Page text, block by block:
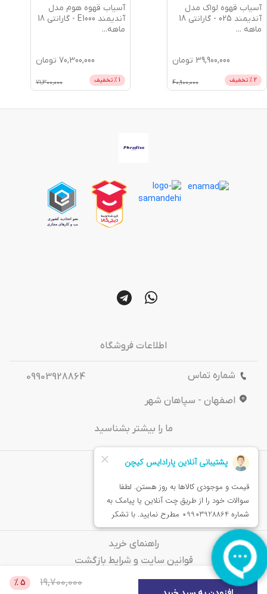
19,700,000
5
%
آسیاب قهوه لواک مدل
آندیمند 025 - گارانتی 18
ماهه ...
39,900,000 تومان
2 % تخفیف 40,900,000
آسیاب قهوه هوم مدل
آندیمند E1000 - گارانتی 18
ماهه...
70,300,000 تومان
1 % تخفیف 71,300,000
اطلاعات فروشگاه
شماره تماس
09903928864
اصفهان - سپاهان شهر
ما را بیشتر بشناسید
درباره‌ ما
تماس باما
خدمات مشتریان
راهنمای خرید
قوانین سایت و شرایط بازگشت
سوالات متداول